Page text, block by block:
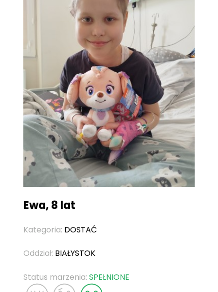
Ewa, 8 lat
Kategoria: DOSTAĆ
Oddział: BIAŁYSTOK
Status marzenia: SPEŁNIONE